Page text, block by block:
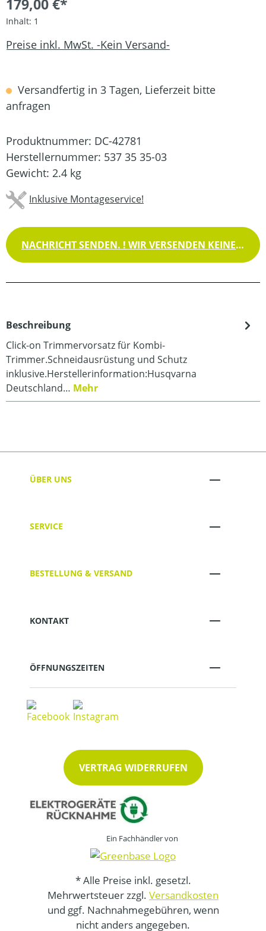
179,00 €*
Inhalt: 1
Preise inkl. MwSt. -Kein Versand-
Versandfertig in 3 Tagen, Lieferzeit bitte
anfragen
Produktnummer: DC-42781
Herstellernummer: 537 35 35-03
Gewicht: 2.4 kg
Inklusive Montageservice!
NACHRICHT SENDEN. ! WIR VERSENDEN KEINE WAREN !
Beschreibung
Click-on Trimmervorsatz für Kombi-
Trimmer.Schneidausrüstung und Schutz
inklusive.Herstellerinformation:Husqvarna
Deutschland… Mehr
ÜBER UNS
SERVICE
BESTELLUNG & VERSAND
KONTAKT
ÖFFNUNGSZEITEN
VERTRAG WIDERRUFEN
Ein Fachhändler von
* Alle Preise inkl. gesetzl.
Mehrwertsteuer zzgl. Versandkosten
und ggf. Nachnahmegebühren, wenn
nicht anders angegeben.